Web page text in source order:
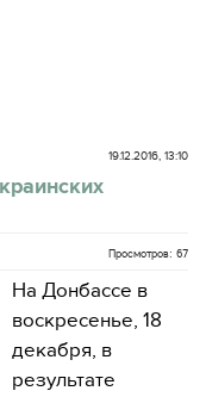
19.12.2016, 13:10
Просмотров: 67
На Донбассе в
воскресенье, 18
декабря, в
результате